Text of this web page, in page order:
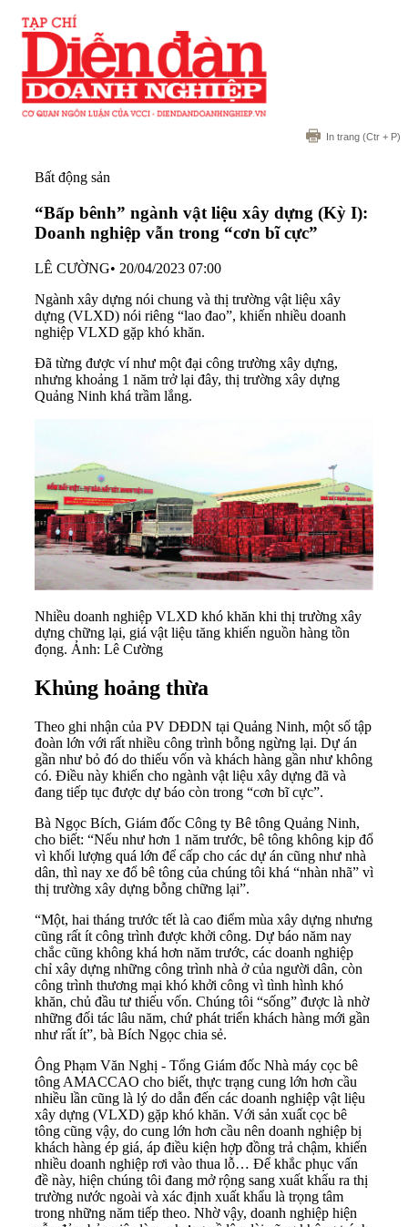
In trang (Ctr + P)
Bất động sản
“Bấp bênh” ngành vật liệu xây dựng (Kỳ I):
Doanh nghiệp vẫn trong “cơn bĩ cực”
LÊ CƯỜNG• 20/04/2023 07:00
Ngành xây dựng nói chung và thị trường vật liệu xây
dựng (VLXD) nói riêng “lao đao”, khiến nhiều doanh
nghiệp VLXD gặp khó khăn.
Đã từng được ví như một đại công trường xây dựng,
nhưng khoảng 1 năm trở lại đây, thị trường xây dựng
Quảng Ninh khá trầm lắng.
Nhiều doanh nghiệp VLXD khó khăn khi thị trường xây
dựng chững lại, giá vật liệu tăng khiến nguồn hàng tồn
đọng. Ảnh: Lê Cường
Khủng hoảng thừa
Theo ghi nhận của PV DĐDN tại Quảng Ninh, một số tập
đoàn lớn với rất nhiều công trình bỗng ngừng lại. Dự án
gần như bỏ đó do thiếu vốn và khách hàng gần như không
có. Điều này khiến cho ngành vật liệu xây dựng đã và
đang tiếp tục được dự báo còn trong “cơn bĩ cực”.
Bà Ngọc Bích, Giám đốc Công ty Bê tông Quảng Ninh,
cho biết: “Nếu như hơn 1 năm trước, bê tông không kịp đổ
vì khối lượng quá lớn để cấp cho các dự án cũng như nhà
dân, thì nay xe đổ bê tông của chúng tôi khá “nhàn nhã” vì
thị trường xây dựng bỗng chững lại”.
“Một, hai tháng trước tết là cao điểm mùa xây dựng nhưng
cũng rất ít công trình được khởi công. Dự báo năm nay
chắc cũng không khá hơn năm trước, các doanh nghiệp
chỉ xây dựng những công trình nhà ở của người dân, còn
công trình thương mại khó khởi công vì tình hình khó
khăn, chủ đầu tư thiếu vốn. Chúng tôi “sống” được là nhờ
những đối tác lâu năm, chứ phát triển khách hàng mới gần
như rất ít”, bà Bích Ngọc chia sẻ.
Ông Phạm Văn Nghị - Tổng Giám đốc Nhà máy cọc bê
tông AMACCAO cho biết, thực trạng cung lớn hơn cầu
nhiều lần cũng là lý do dẫn đến các doanh nghiệp vật liệu
xây dựng (VLXD) gặp khó khăn. Với sản xuất cọc bê
tông cũng vậy, do cung lớn hơn cầu nên doanh nghiệp bị
khách hàng ép giá, áp điều kiện hợp đồng trả chậm, khiến
nhiều doanh nghiệp rơi vào thua lỗ… Để khắc phục vấn
đề này, hiện chúng tôi đang mở rộng sang xuất khẩu ra thị
trường nước ngoài và xác định xuất khẩu là trọng tâm
trong những năm tiếp theo. Nhờ vậy, doanh nghiệp hiện